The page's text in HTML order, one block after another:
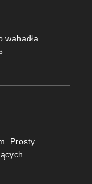
wahadła
Prosty